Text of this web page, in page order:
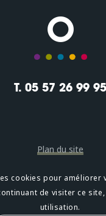
T. 05 57 26 99 95
Plan du site
Mentions légales
Confidentialité
cookies pour améliorer
de visiter ce
utilisation.